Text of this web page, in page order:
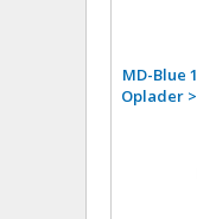
MD-Blue
Oplader